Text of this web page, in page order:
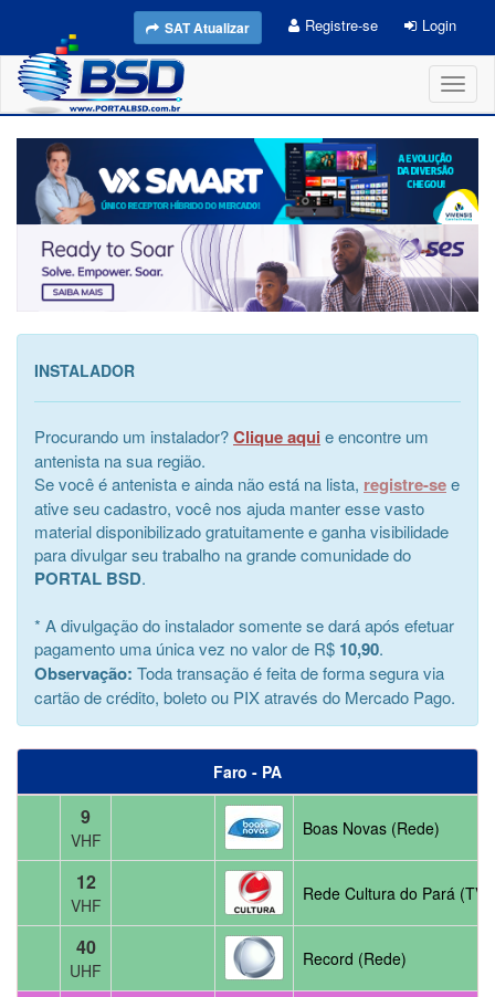
SAT Atualizar Registre-se Login
INSTALADOR
Procurando um instalador?Clique aqui e encontre um
antenista na sua região.
Se você é antenista e ainda não está na lista, registre-see
ative seu cadastro, você nos ajuda manter esse vasto
material disponibilizado gratuitamente e ganha visibilidade
para divulgar seu trabalho na grande comunidade do
PORTAL BSD.
* A divulgação do instalador somente se dará após efetuar
pagamento uma única vez no valor de R$ 10,90.
Observação: Toda transação é feita de forma segura via
cartão de crédito, boleto ou PIX através do Mercado Pago.
Faro - PA
9
VHF
Boas Novas (Rede)
12
VHF
Rede Cultura do Pará (TV
40
UHF
Record (Rede)